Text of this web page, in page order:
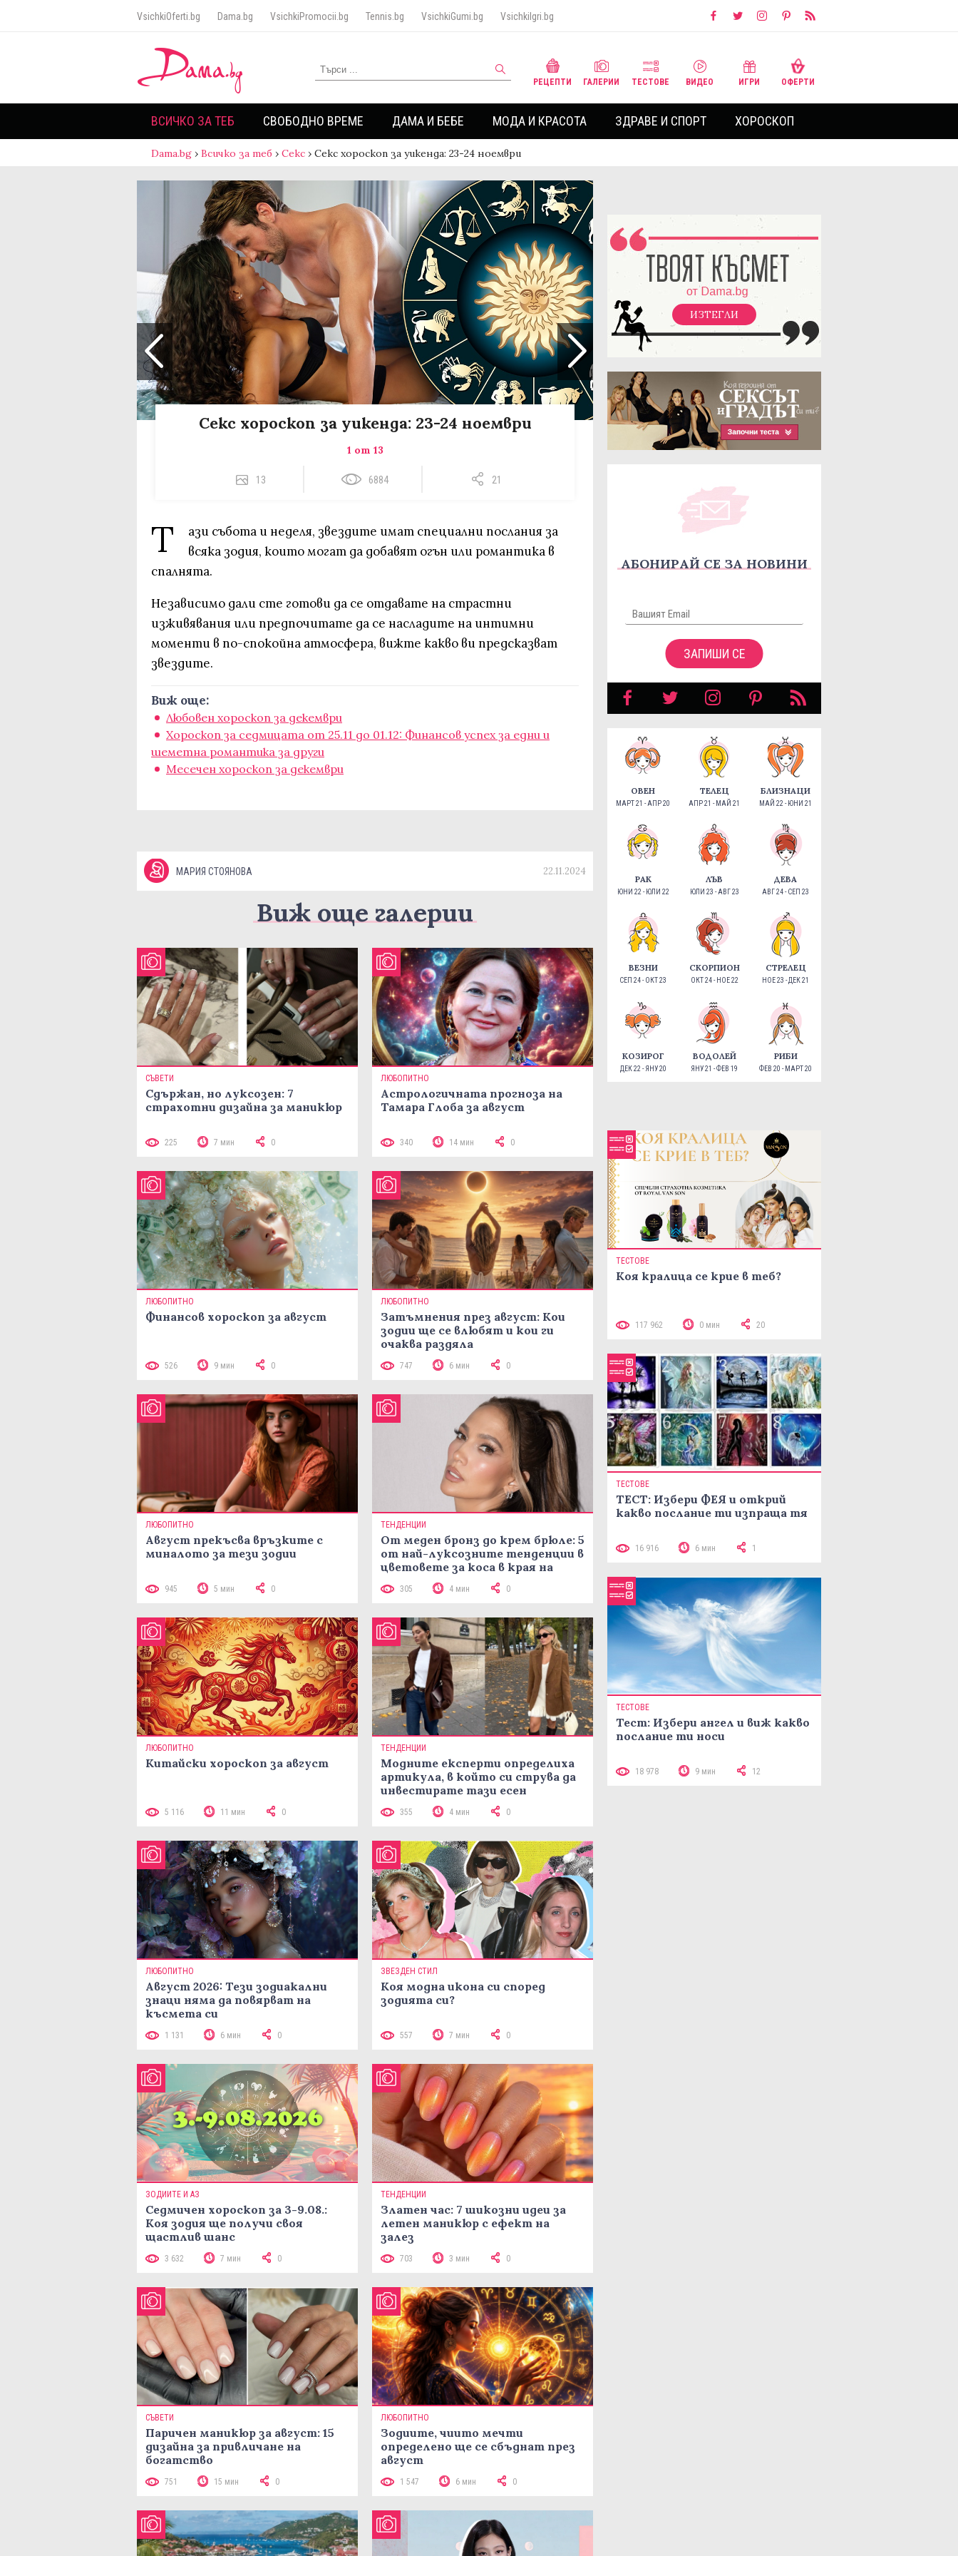
VsichkiOferti.bg Dama.bg VsichkiPromocii.bg Tennis.bg VsichkiGumi.bg VsichkiIgri.bg
РЕЦЕПТИ ГАЛЕРИИ ТЕСТОВЕ ВИДЕО ИГРИ ОФЕРТИ
ВСИЧКО ЗА ТЕБ СВОБОДНО ВРЕМЕ ДАМА И БЕБЕ МОДА И КРАСОТА ЗДРАВЕ И СПОРТ ХОРОСКОП
Dama.bg › Всичко за теб › Секс › Секс хороскоп за уикенда: 23-24 ноември
Секс хороскоп за уикенда: 23-24 ноември
1 от 13
13 6884 21
Т
ази събота и неделя, звездите имат специални послания за
всяка зодия, които могат да добавят огън или романтика в
спалнята.
Независимо дали сте готови да се отдавате на страстни
изживявания или предпочитате да се насладите на интимни
моменти в по-спокойна атмосфера, вижте какво ви предсказват
звездите.
Виж още:
Любовен хороскоп за декември
Хороскоп за седмицата от 25.11 до 01.12: Финансов успех за едни и
шеметна романтика за други
Месечен хороскоп за декември
МАРИЯ СТОЯНОВА 22.11.2024
Виж още галерии
СЪВЕТИ
Сдържан, но луксозен: 7
страхотни дизайна за маникюр
225 7 мин 0
ЛЮБОПИТНО
Астрологичната прогноза на
Тамара Глоба за август
340 14 мин 0
ЛЮБОПИТНО
Финансов хороскоп за август
526 9 мин 0
ЛЮБОПИТНО
Затъмнения през август: Кои
зодии ще се влюбят и кои ги
очаква раздяла
747 6 мин 0
ЛЮБОПИТНО
Август прекъсва връзките с
миналото за тези зодии
945 5 мин 0
ТЕНДЕНЦИИ
От меден бронз до крем брюле: 5
от най-луксозните тенденции в
цветовете за коса в края на
305 4 мин 0
ЛЮБОПИТНО
Китайски хороскоп за август
5 116 11 мин 0
ТЕНДЕНЦИИ
Модните експерти определиха
артикула, в който си струва да
инвестирате тази есен
355 4 мин 0
ЛЮБОПИТНО
Август 2026: Тези зодиакални
знаци няма да повярват на
късмета си
1 131 6 мин 0
ЗВЕЗДЕН СТИЛ
Коя модна икона си според
зодията си?
557 7 мин 0
ЗОДИИТЕ И АЗ
Седмичен хороскоп за 3-9.08.:
Коя зодия ще получи своя
щастлив шанс
3 632 7 мин 0
ТЕНДЕНЦИИ
Златен час: 7 шикозни идеи за
летен маникюр с ефект на
залез
703 3 мин 0
СЪВЕТИ
Паричен маникюр за август: 15
дизайна за привличане на
богатство
751 15 мин 0
ЛЮБОПИТНО
Зодиите, чиито мечти
определено ще се сбъднат през
август
1 547 6 мин 0
ИЗТЕГЛИ
АБОНИРАЙ СЕ ЗА НОВИНИ
ЗАПИШИ СЕ
ОВЕН
МАРТ 21 - АПР 20
ТЕЛЕЦ
АПР 21 - МАЙ 21
БЛИЗНАЦИ
МАЙ 22 - ЮНИ 21
РАК
ЮНИ 22 - ЮЛИ 22
ЛЪВ
ЮЛИ 23 - АВГ 23
ДЕВА
АВГ 24 - СЕП 23
ВЕЗНИ
СЕП 24 - ОКТ 23
СКОРПИОН
ОКТ 24 - НОЕ 22
СТРЕЛЕЦ
НОЕ 23 - ДЕК 21
КОЗИРОГ
ДЕК 22 - ЯНУ 20
ВОДОЛЕЙ
ЯНУ 21 - ФЕВ 19
РИБИ
ФЕВ 20 - МАРТ 20
ТЕСТОВЕ
Коя кралица се крие в теб?
117 962 0 мин 20
ТЕСТОВЕ
ТЕСТ: Избери ФЕЯ и открий
какво послание ти изпраща тя
16 916 6 мин 1
ТЕСТОВЕ
Тест: Избери ангел и виж какво
послание ти носи
18 978 9 мин 12